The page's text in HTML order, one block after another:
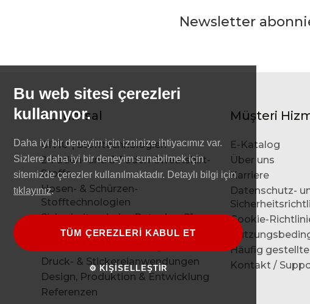
Newsletter
Kurumsal
GIVIU | Stofftechnologien
2-Faden- und 3-Faden-Sweatshirt-
Stoffe
Hosen- & Schürzen-
Stofftechnologien
Sicherheitsschuhe-Ratgeber S1,
S1P, S2, S3 & ESD
Druck- & Stickereianwendungen
Design, Produktion & Entwicklung
Referenzen
Müşteri
E-Katalog
Über uns
Karriere
Datenschutz-
Cookie-
Häufig gestellte
Kontakt /
Bu web sitesi çerezleri
kullanıyor.
Daha iyi bir deneyim için izninize ihtiyacımız var.
Sizlere daha iyi bir deneyim sunabilmek için
sitemizde çerezler kullanılmaktadır. Detaylı bilgi için
tıklayınız.
TÜM ÇEREZLERİ KABUL ET
⚙ KİŞİSELLEŞTİR